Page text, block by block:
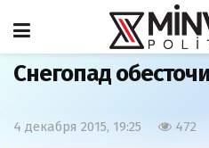
Главная Азербайджан
Снегопад
4 декабря 2015, 19:25 472